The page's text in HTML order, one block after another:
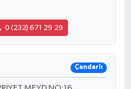
0 (232) 671 29 29
Çandarlı